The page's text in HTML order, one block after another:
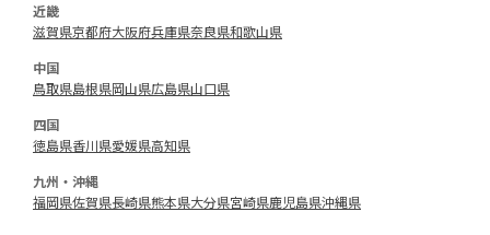
近畿
滋賀県京都府大阪府兵庫県奈良県和歌山県
中国
鳥取県島根県岡山県広島県山口県
四国
徳島県香川県愛媛県高知県
九州・沖縄
福岡県佐賀県長崎県熊本県大分県宮崎県鹿児島県沖縄県